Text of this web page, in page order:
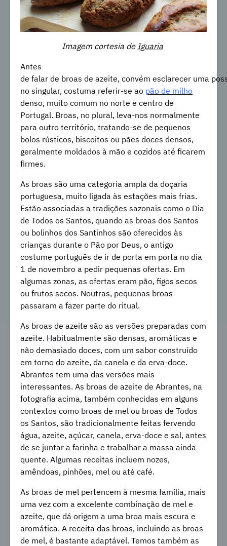
Imagem cortesia de Iguaria
Antes
de falar de broas de azeite, convém esclarecer uma
no singular, costuma referir-se ao pão de milho
denso, muito comum no norte e centro de
Portugal. Broas, no plural, leva-nos normalmente
para outro território, tratando-se de pequenos
bolos rústicos, biscoitos ou pães doces densos,
geralmente moldados à mão e cozidos até ficarem
firmes.
As broas são uma categoria ampla da doçaria
portuguesa, muito ligada às estações mais frias.
Estão associadas a tradições sazonais como o Dia
de Todos os Santos, quando as broas dos Santos
ou bolinhos dos Santinhos são oferecidos às
crianças durante o Pão por Deus, o antigo
costume português de ir de porta em porta no dia
1 de novembro a pedir pequenas ofertas. Em
algumas zonas, as ofertas eram pão, figos secos
ou frutos secos. Noutras, pequenas broas
passaram a fazer parte do ritual.
As broas de azeite são as versões preparadas com
azeite. Habitualmente são densas, aromáticas e
não demasiado doces, com um sabor construído
em torno do azeite, da canela e da erva-doce.
Abrantes tem uma das versões mais
interessantes. As broas de azeite de Abrantes, na
fotografia acima, também conhecidas em alguns
contextos como broas de mel ou broas de Todos
os Santos, são tradicionalmente feitas fervendo
água, azeite, açúcar, canela, erva-doce e sal, antes
de se juntar a farinha e trabalhar a massa ainda
quente. Algumas receitas incluem nozes,
amêndoas, pinhões, mel ou até café.
As broas de mel pertencem à mesma família, mais
uma vez com a excelente combinação de mel e
azeite, que dá origem a uma broa mais escura e
aromática. A receita das broas, incluindo as broas
de mel, é bastante adaptável. Temos também as